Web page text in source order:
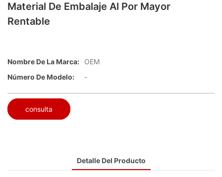
Material De Embalaje Al Por Mayor
Rentable
Nombre De La Marca:
OEM
Número De Modelo:
-
consulta
Detalle Del Producto